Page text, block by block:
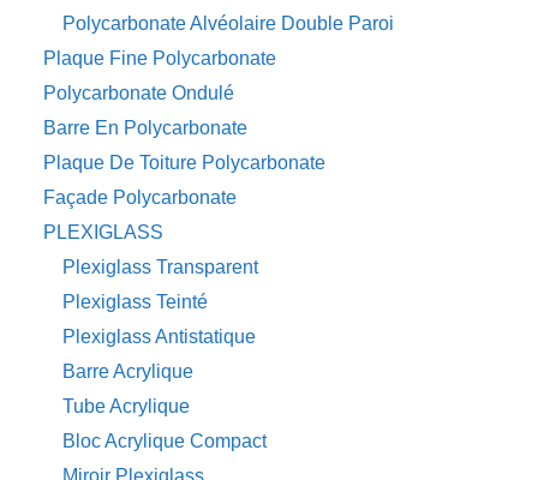
Polycarbonate Alvéolaire Double Paroi
Plaque Fine Polycarbonate
Polycarbonate Ondulé
Barre En Polycarbonate
Plaque De Toiture Polycarbonate
Façade Polycarbonate
PLEXIGLASS
Plexiglass Transparent
Plexiglass Teinté
Plexiglass Antistatique
Barre Acrylique
Tube Acrylique
Bloc Acrylique Compact
Miroir Plexiglass